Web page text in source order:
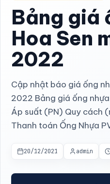
Bảng giá
Hoa Sen
2022
Cập nhật báo giá ống
2022 Bảng giá ống
Áp suất (PN) Quy cách
Thanh toán Ống Nhựa
20/12/2021 admin